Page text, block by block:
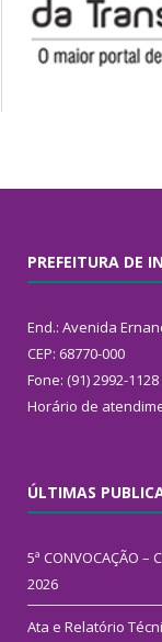
PREFEITURA DE
End.: Avenida
CEP: 68770-000
Fone: (91) 2992-1128
Horário de
ÚLTIMAS
5ª CONVOCAÇÃO –
2026
Ata e Relatório